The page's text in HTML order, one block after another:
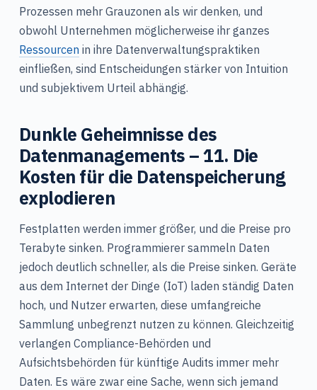
Prozessen mehr Grauzonen als wir denken, und
obwohl Unternehmen möglicherweise ihr ganzes
Ressourcen in ihre Datenverwaltungspraktiken
einfließen, sind Entscheidungen stärker von Intuition
und subjektivem Urteil abhängig.
Dunkle Geheimnisse des
Datenmanagements – 11. Die
Kosten für die Datenspeicherung
explodieren
Festplatten werden immer größer, und die Preise pro
Terabyte sinken. Programmierer sammeln Daten
jedoch deutlich schneller, als die Preise sinken. Geräte
aus dem Internet der Dinge (IoT) laden ständig Daten
hoch, und Nutzer erwarten, diese umfangreiche
Sammlung unbegrenzt nutzen zu können. Gleichzeitig
verlangen Compliance-Behörden und
Aufsichtsbehörden für künftige Audits immer mehr
Daten. Es wäre zwar eine Sache, wenn sich jemand